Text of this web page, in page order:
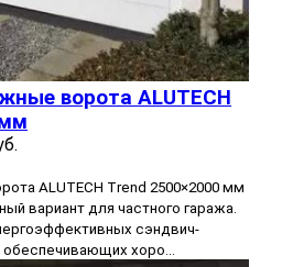
ворота ALUTECH
ALUTECH Trend 2500×2000 мм
вариант для частного гаража.
сэндвич-
хоро...